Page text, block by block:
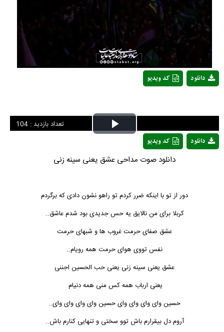
کد ویدیو دانلود
Play
Video
تعداد بازدید : 104
کد ویدیو
دانلود
دانلود صوت مداحی عشق یعنی سینه زنی
دور از تو با اینکه ضرر کردم تو راهو نشون دادی که برگردم
کربلا برای من نالایق یه حس جدیدی بود شدم عاشق..
عشق صفای حرمت غروب ها و شبهای حرمت
نفس تووی هوای حرمت همه رویام..
عشق یعنی سینه زنی یعنی حب الحسین اجننی
یعنی ارباب همه کس منی همه دنیام
حسین وای وای وای وای حسین وای وای وای وای..
آروم دل بیقرارم باش توو سختی و تنهایی کنارم باش..